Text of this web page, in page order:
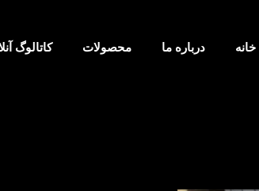
خانه درباره ما محصولات کاتالوگ